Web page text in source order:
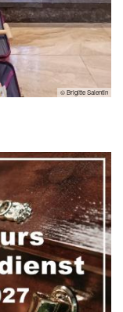
© Brigitte Salentin